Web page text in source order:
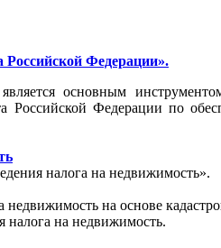
Федерации».
основным
Российской Федерации по
налога на недвижимость».
на основе
налога на недвижимость.